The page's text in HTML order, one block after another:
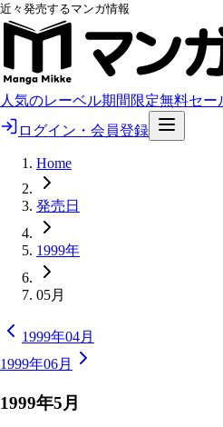
近々発売するマンガ情報
人気のレーベル期間限定無料セー
ログイン・会員登録
Home
発売日
1999年
05月
1999年04月
1999年06月
1999年5月